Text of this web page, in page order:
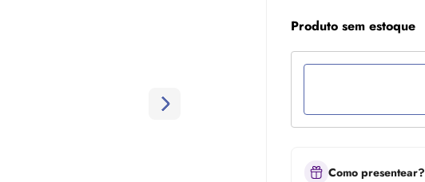
Produto sem estoque
Como presentear?